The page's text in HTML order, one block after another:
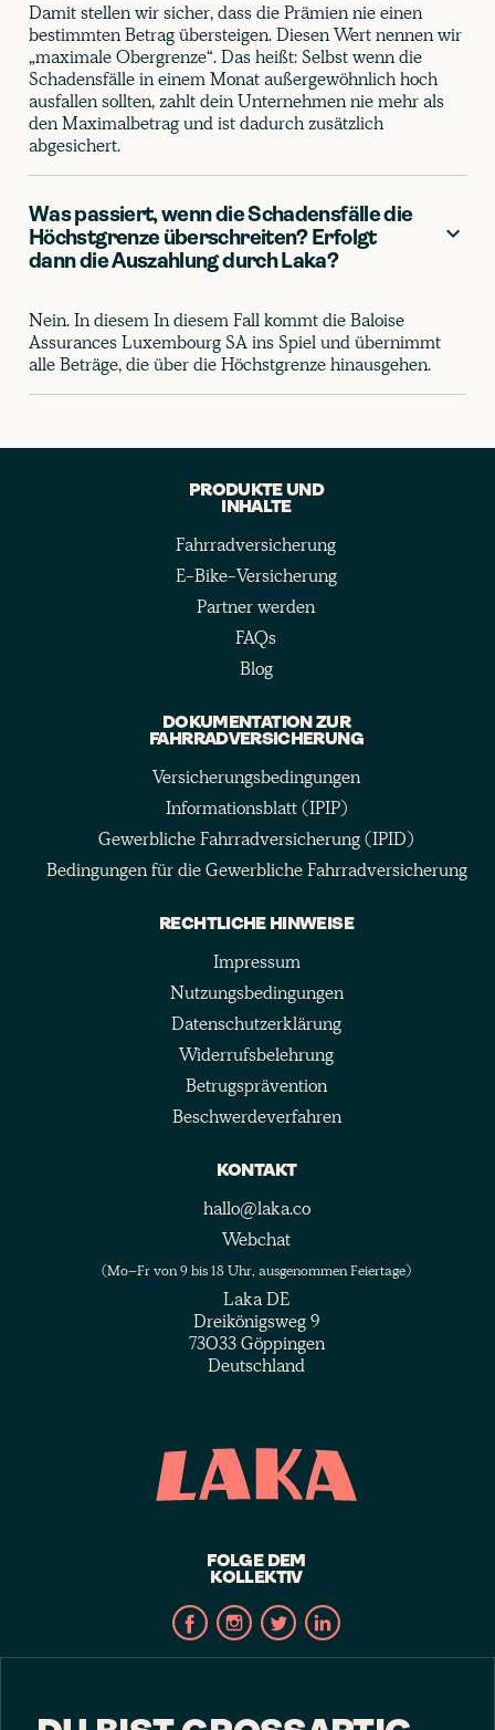
Damit stellen wir sicher, dass die Prämien nie einen
bestimmten Betrag übersteigen. Diesen Wert nennen wir
„maximale Obergrenze“. Das heißt: Selbst wenn die
Schadensfälle in einem Monat außergewöhnlich hoch
ausfallen sollten, zahlt dein Unternehmen nie mehr als
den Maximalbetrag und ist dadurch zusätzlich
abgesichert.
Was passiert, wenn die Schadensfälle die
Höchstgrenze überschreiten? Erfolgt
dann die Auszahlung durch Laka?
Nein. In diesem In diesem Fall kommt die Baloise
Assurances Luxembourg SA ins Spiel und übernimmt
alle Beträge, die über die Höchstgrenze hinausgehen.
PRODUKTE UND
INHALTE
Fahrradversicherung
E-Bike-Versicherung
Partner werden
FAQs
Blog
DOKUMENTATION ZUR
FAHRRADVERSICHERUNG
Versicherungsbedingungen
Informationsblatt (IPIP)
Gewerbliche Fahrradversicherung (IPID)
Bedingungen für die Gewerbliche Fahrradversicherung
RECHTLICHE HINWEISE
Impressum
Nutzungsbedingungen
Datenschutzerklärung
Widerrufsbelehrung
Betrugsprävention
Beschwerdeverfahren
KONTAKT
hallo@laka.co
Webchat
(Mo–Fr von 9 bis 18 Uhr, ausgenommen Feiertage)
Laka DE
Dreikönigsweg 9
73033 Göppingen
Deutschland
FOLGE DEM
KOLLEKTIV